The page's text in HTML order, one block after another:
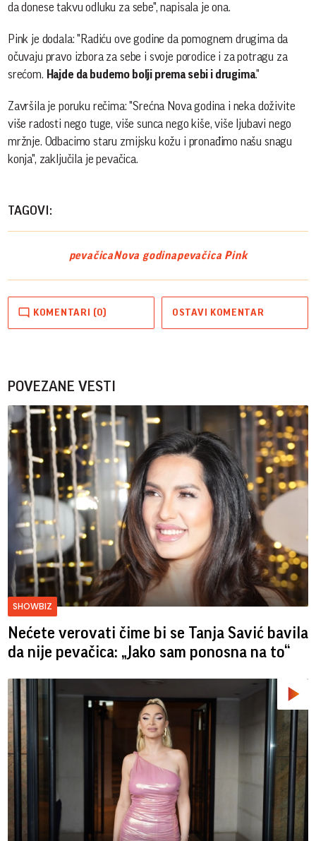
da donese takvu odluku za sebe", napisala je ona.
Pink je dodala: "Radiću ove godine da pomognem drugima da
očuvaju pravo izbora za sebe i svoje porodice i za potragu za
srećom. Hajde da budemo bolji prema sebi i drugima."
Završila je poruku rečima: "Srećna Nova godina i neka doživite
više radosti nego tuge, više sunca nego kiše, više ljubavi nego
mržnje. Odbacimo staru zmijsku kožu i pronađimo našu snagu
konja", zaključila je pevačica.
TAGOVI:
pevačicaNova godinapevačica Pink
KOMENTARI (0) OSTAVI KOMENTAR
POVEZANE VESTI
SHOWBIZ
Nećete verovati čime bi se Tanja Savić bavila
da nije pevačica: „Jako sam ponosna na to“